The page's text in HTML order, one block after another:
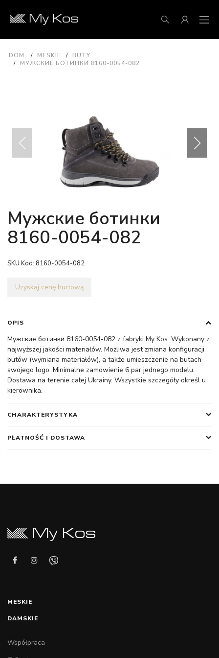
DOM MESKIE
BUTY
МУЖСКИЕ БОТИНКИ 8160-0054-082
Мужские ботинки
8160-0054-082
SKU Kod: 8160-0054-082
Uzyskaj cenę hurtową
OPIS
Мужские ботинки 8160-0054-082 z fabryki My Kos. Wykonany z
najwyższej jakości materiałów. Możliwa jest zmiana konfiguracji
butów (wymiana materiałów), a także umieszczenie na butach
swojego logo. Minimalne zamówienie 6 par jednego modelu.
Dostawa na terenie całej Ukrainy. Wszystkie szczegóły określ u
kierownika.
CHARAKTERYSTYKA
PŁATNOŚĆ I DOSTAWA
MESKIE
DAMSKIE
Współpraca